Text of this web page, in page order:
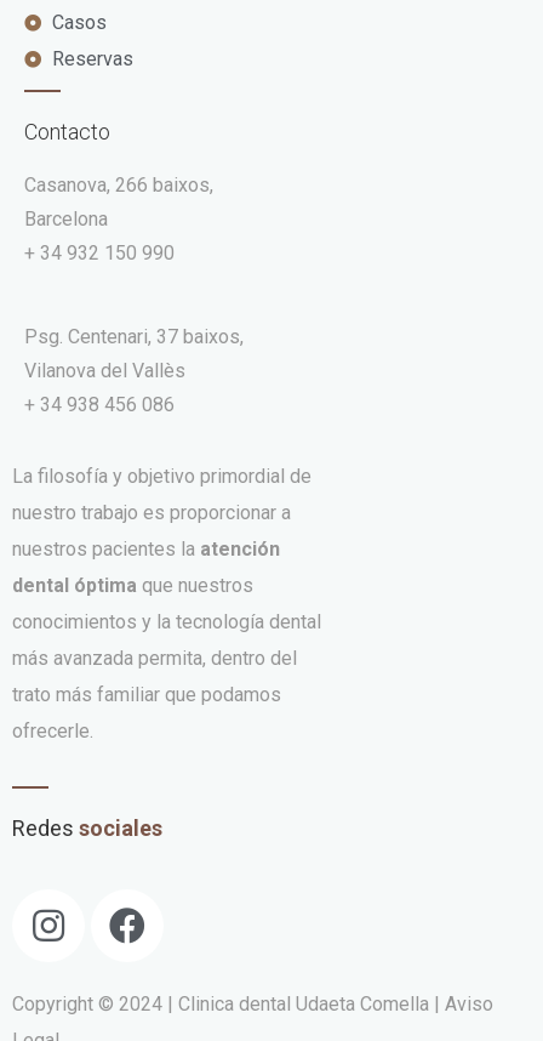
Casos
Reservas
Contacto
Casanova, 266 baixos,
Barcelona
+ 34 932 150 990
Psg. Centenari, 37 baixos,
Vilanova del Vallès
+ 34 938 456 086
La filosofía y objetivo primordial de
nuestro trabajo es proporcionar a
nuestros pacientes la atención
dental óptima que nuestros
conocimientos y la tecnología dental
más avanzada permita, dentro del
trato más familiar que podamos
ofrecerle.
Redes sociales
Copyright © 2024 | Clinica dental Udaeta Comella
| Aviso